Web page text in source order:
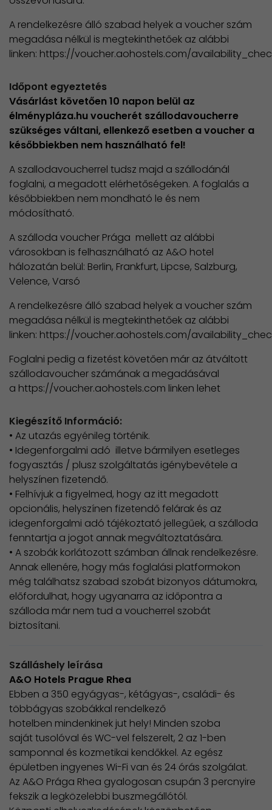
A rendelkezésre álló szabad helyek a voucher szám
megadása nélkül is megtekinthetőek az alábbi
linken: https://voucher.aohostels.com/
Időpont egyeztetés
Vásárlást követően 10 napon belül az
élménypláza.hu voucherét szállodavoucherre
szükséges váltani, ellenkező esetben a voucher a
későbbiekben nem használható fel!
A szallodavoucherrel tudsz majd a szállodánál
foglalni, a megadott elérhetőségeken. A foglalás a
későbbiekben nem mondható le és nem
módosítható.
A szálloda voucher Prága mellett az alábbi
városokban is felhasználható az A&O hotel
hálozatán belül: Berlin, Frankfurt, Lipcse, Salzburg,
Velence, Varsó
A rendelkezésre álló szabad helyek a voucher szám
megadása nélkül is megtekinthetőek az alábbi
linken: https://voucher.aohostels.com/
Foglalni pedig a fizetést követően már az átváltott
szállodavoucher számának a megadásával
a https://voucher.aohostels.com linken lehet
Kiegészítő Információ:
• Az utazás egyénileg történik.
• Idegenforgalmi adó illetve bármilyen esetleges
fogyasztás / plusz szolgáltatás igénybevétele a
helyszínen fizetendő.
• Felhívjuk a figyelmed, hogy az itt megadott
opcionális, helyszínen fizetendő felárak és az
idegenforgalmi adó tájékoztató jellegűek, a szálloda
fenntartja a jogot annak megváltoztatására.
• A szobák korlátozott számban állnak rendelkezésre.
Annak ellenére, hogy más foglalási platformokon
még találhatsz szabad szobát bizonyos dátumokra,
előfordulhat, hogy ugyanarra az időpontra a
szálloda már nem tud a voucherrel szobát
biztosítani.
Szálláshely leírása
A&O Hotels Prague Rhea
Ebben a 350 egyágyas-, kétágyas-, családi- és
többágyas szobákkal rendelkező
hotelben mindenkinek jut hely! Minden szoba
saját tusolóval és WC-vel felszerelt, 2 az 1-ben
samponnal és kozmetikai kendőkkel. Az egész
épületben ingyenes Wi-Fi van és 24 órás szolgálat.
Az A&O Prága Rhea gyalogosan csupán 3 percnyire
fekszik a legközelebbi buszmegállótól.